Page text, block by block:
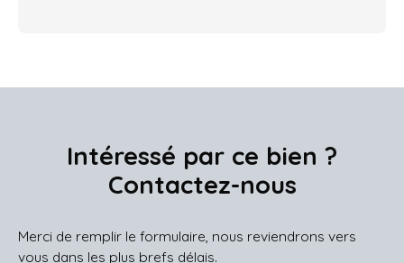
Intéressé par ce bien ?
Contactez-nous
Merci de remplir le formulaire, nous reviendrons vers
vous dans les plus brefs délais.